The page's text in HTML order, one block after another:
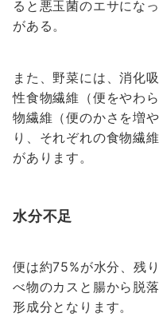
ると悪玉菌のエサにな
がある。
また、野菜には、消化
性食物繊維（便をやわ
物繊維（便のかさを増
り、それぞれの食物繊
があります。
水分不足
便は約75%が水分、残
べ物のカスと腸から脱
形成分となります。